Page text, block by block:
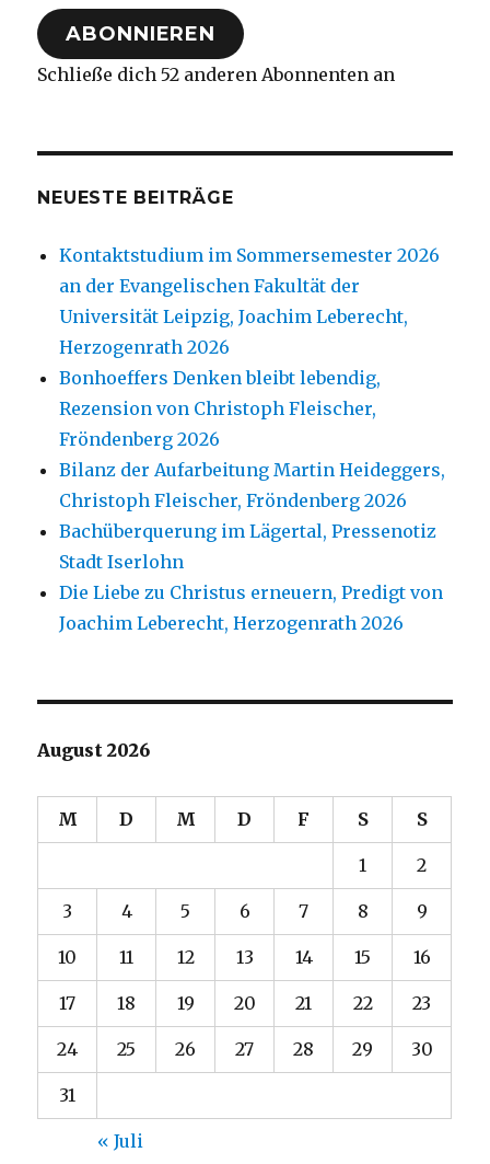
Adresse
ABONNIEREN
Schließe dich 52 anderen Abonnenten an
NEUESTE BEITRÄGE
Kontaktstudium im Sommersemester 2026
an der Evangelischen Fakultät der
Universität Leipzig, Joachim Leberecht,
Herzogenrath 2026
Bonhoeffers Denken bleibt lebendig,
Rezension von Christoph Fleischer,
Fröndenberg 2026
Bilanz der Aufarbeitung Martin Heideggers,
Christoph Fleischer, Fröndenberg 2026
Bachüberquerung im Lägertal, Pressenotiz
Stadt Iserlohn
Die Liebe zu Christus erneuern, Predigt von
Joachim Leberecht, Herzogenrath 2026
August 2026
M D M D F S S
1 2
3 4 5 6 7 8 9
10 11 12 13 14 15 16
17 18 19 20 21 22 23
24 25 26 27 28 29 30
31
« Juli